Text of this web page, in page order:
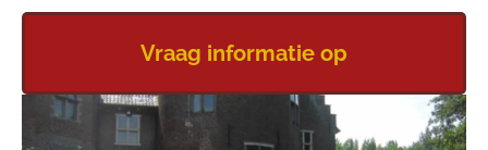
Vraag informatie op